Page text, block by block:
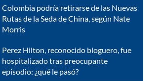
Colombia podría retirarse de las Nuevas
Rutas de la Seda de China, según Nate
Morris
Perez Hilton, reconocido bloguero, fue
hospitalizado tras preocupante
episodio: ¿qué le pasó?